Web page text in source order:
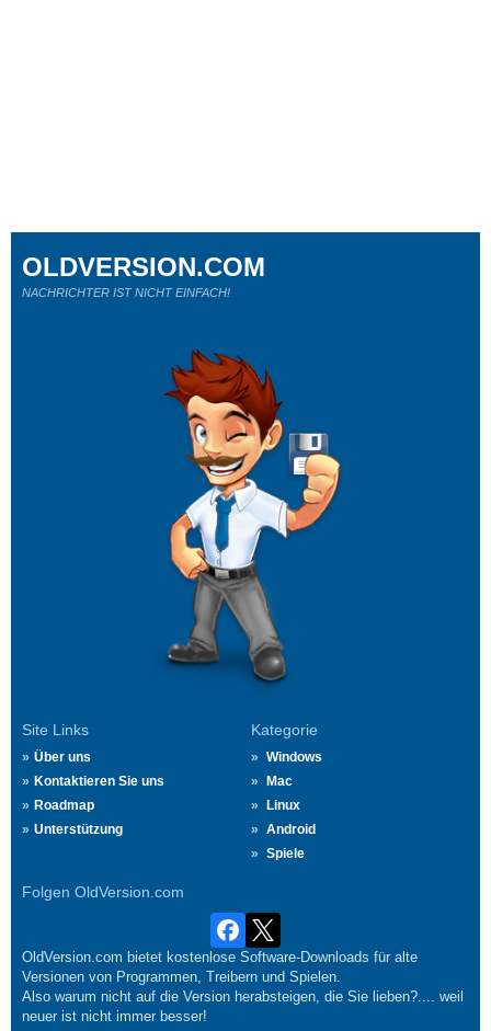
Site Links
Über uns
Kontaktieren Sie uns
Roadmap
Unterstützung
Kategorie
Windows
Mac
Linux
Android
Spiele
Folgen OldVersion.com
OLDVERSION.COM
NACHRICHTER IST NICHT EINFACH!
OldVersion.com bietet kostenlose Software-Downloads für alte
Versionen von Programmen, Treibern und Spielen.
Also warum nicht auf die Version herabsteigen, die Sie lieben?.... weil
neuer ist nicht immer besser!